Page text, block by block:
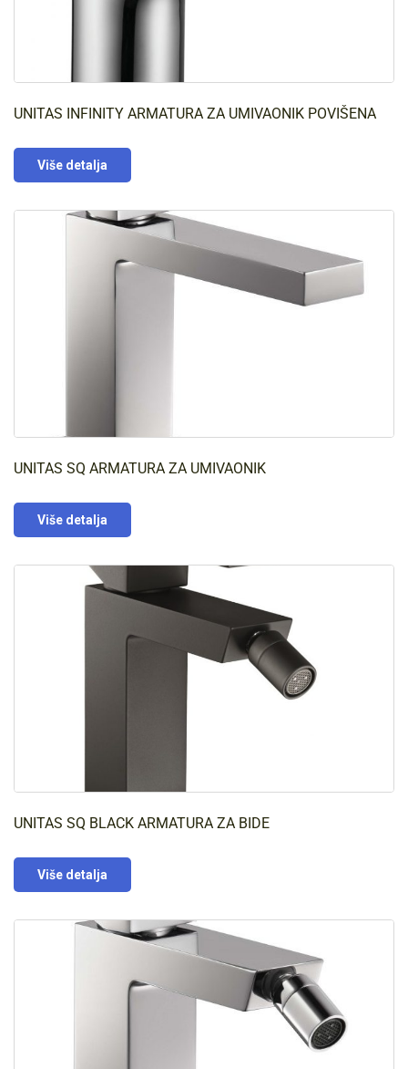
UNITAS INFINITY ARMATURA ZA UMIVAONIK POVIŠENA
Više detalja
UNITAS SQ ARMATURA ZA UMIVAONIK
Više detalja
UNITAS SQ BLACK ARMATURA ZA BIDE
Više detalja